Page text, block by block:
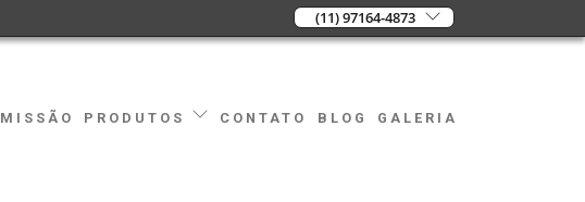
(11) 97164-4873
MISSÃO PRODUTOS CONTATO BLOG GALERIA